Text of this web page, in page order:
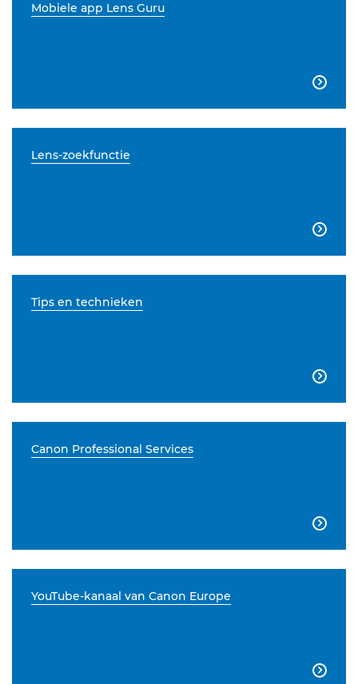
Mobiele app Lens Guru

Lens-zoekfunctie

Tips en technieken

Canon Professional Services

YouTube-kanaal van Canon Europe
